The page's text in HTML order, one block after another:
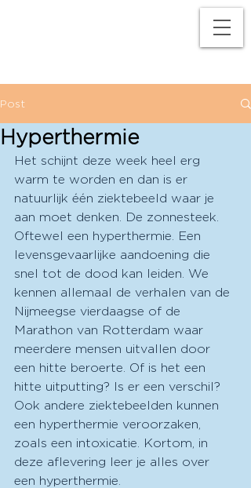
Post
Hyperthermie
Het schijnt deze week heel erg
warm te worden en dan is er
natuurlijk één ziektebeeld waar je
aan moet denken. De zonnesteek.
Oftewel een hyperthermie. Een
levensgevaarlijke aandoening die
snel tot de dood kan leiden. We
kennen allemaal de verhalen van de
Nijmeegse vierdaagse of de
Marathon van Rotterdam waar
meerdere mensen uitvallen door
een hitte beroerte. Of is het een
hitte uitputting? Is er een verschil?
Ook andere ziektebeelden kunnen
een hyperthermie veroorzaken,
zoals een intoxicatie. Kortom, in
deze aflevering leer je alles over
een hyperthermie.